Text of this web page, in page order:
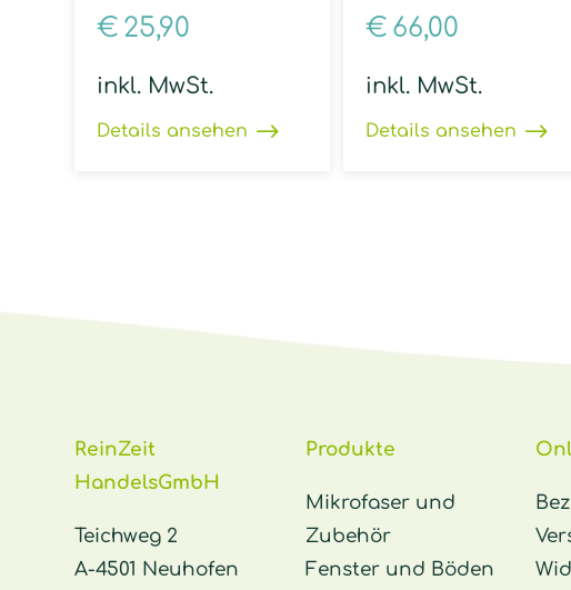
€ 25,90
inkl. MwSt.
Details ansehen
€ 66,00
inkl. MwSt.
Details ansehen
ReinZeit
HandelsGmbH
Teichweg 2
A-4501 Neuhofen
Produkte
Mikrofaser und
Zubehör
Fenster und Böden